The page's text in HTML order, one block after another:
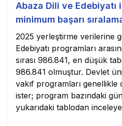
Abaza Dili ve Edebiyatı
minimum başarı
2025 yerleştirme verilerine
Edebiyatı programları
sırası 986.841, en düşük
986.841 olmuştur. Devlet
vakıf programları genellikle
ister; program bazındaki
yukarıdaki tablodan